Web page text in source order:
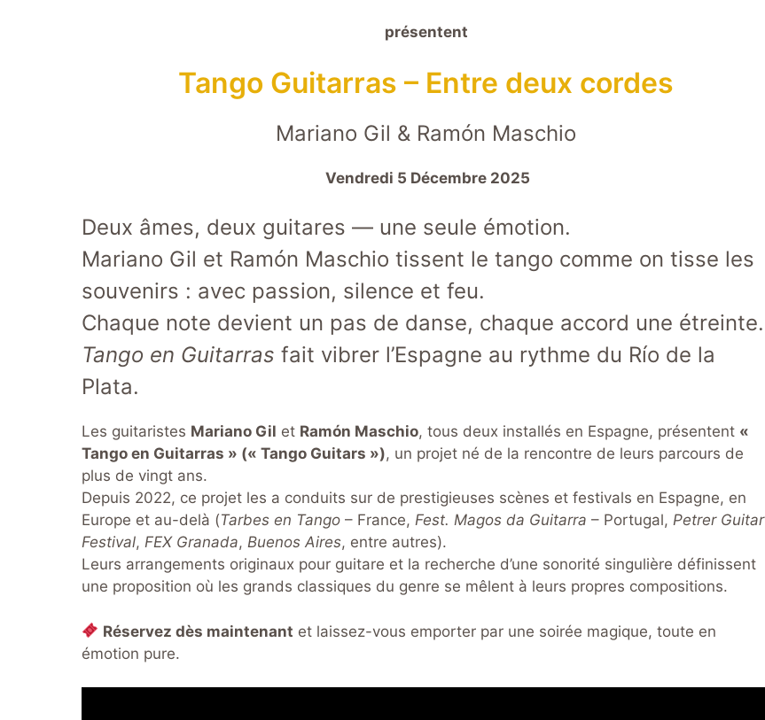
présentent
Tango Guitarras – Entre deux cordes
Mariano Gil & Ramón Maschio
Vendredi 5 Décembre 2025
Deux âmes, deux guitares — une seule émotion.
Mariano Gil et Ramón Maschio tissent le tango comme on tisse les
souvenirs : avec passion, silence et feu.
Chaque note devient un pas de danse, chaque accord une étreinte.
Tango en Guitarras fait vibrer l’Espagne au rythme du Río de la
Plata.
Les guitaristes Mariano Gil et Ramón Maschio, tous deux installés en Espagne, présentent «
Tango en Guitarras » (« Tango Guitars »), un projet né de la rencontre de leurs parcours de
plus de vingt ans.
Depuis 2022, ce projet les a conduits sur de prestigieuses scènes et festivals en Espagne, en
Europe et au-delà (Tarbes en Tango – France, Fest. Magos da Guitarra – Portugal, Petrer Guitar
Festival, FEX Granada, Buenos Aires, entre autres).
Leurs arrangements originaux pour guitare et la recherche d’une sonorité singulière définissent
une proposition où les grands classiques du genre se mêlent à leurs propres compositions.
Réservez dès maintenant et laissez-vous emporter par une soirée magique, toute en
émotion pure.